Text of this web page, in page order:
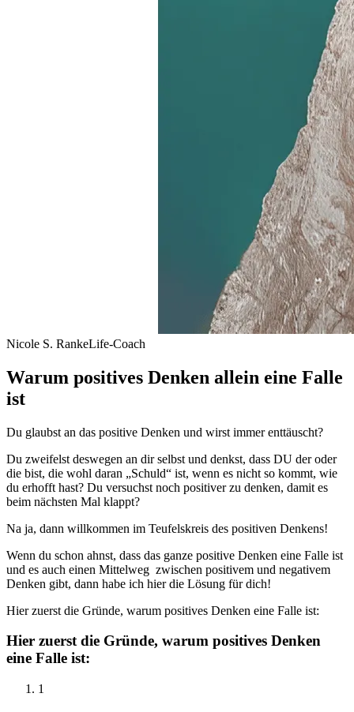
Nicole S. RankeLife-Coach
Warum positives Denken allein eine Falle
ist
Du glaubst an das positive Denken und wirst immer enttäuscht?
Du zweifelst deswegen an dir selbst und denkst, dass DU der oder
die bist, die wohl daran „Schuld“ ist, wenn es nicht so kommt, wie
du erhofft hast? Du versuchst noch positiver zu denken, damit es
beim nächsten Mal klappt?
Na ja, dann willkommen im Teufelskreis des positiven Denkens!
Wenn du schon ahnst, dass das ganze positive Denken eine Falle ist
und es auch einen Mittelweg zwischen positivem und negativem
Denken gibt, dann habe ich hier die Lösung für dich!
Hier zuerst die Gründe, warum positives Denken eine Falle ist:
Hier zuerst die Gründe, warum positives Denken
eine Falle ist:
1